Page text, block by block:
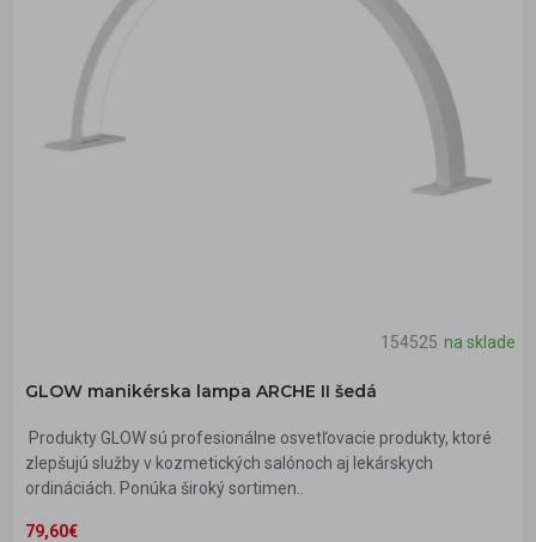
154525 na sklade
GLOW manikérska lampa ARCHE II šedá
Produkty GLOW sú profesionálne osvetľovacie produkty, ktoré
zlepšujú služby v kozmetických salónoch aj lekárskych
ordináciách. Ponúka široký sortimen..
79,60€